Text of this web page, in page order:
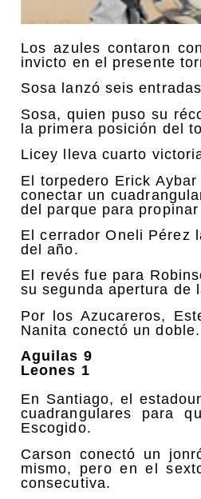
Los azules contaron
invicto en el presente
Sosa lanzó seis
Sosa, quien puso su
la primera posición del
Licey lleva cuarto
El torpedero Erick
conectar un
del parque para
El cerrador Oneli Pérez
del año.
El revés fue para
su segunda apertura de
Por los Azucareros,
Nanita conectó un doble.
Aguilas 9
Leones 1
En Santiago, el
cuadrangulares para
Escogido.
Carson conectó un
mismo, pero en el
consecutiva.